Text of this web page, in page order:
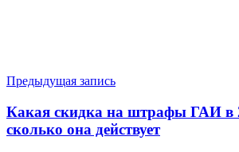
Навигация
по
записям
Предыдущая запись
Какая скидка на штрафы ГАИ в
сколько она действует